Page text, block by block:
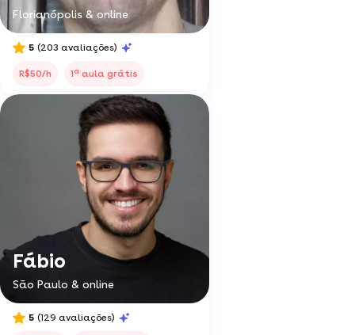
Florianópolis & online
5 (203 avaliações)
R$50/h 1a aula grátis
Fábio
São Paulo & online
5 (129 avaliações)